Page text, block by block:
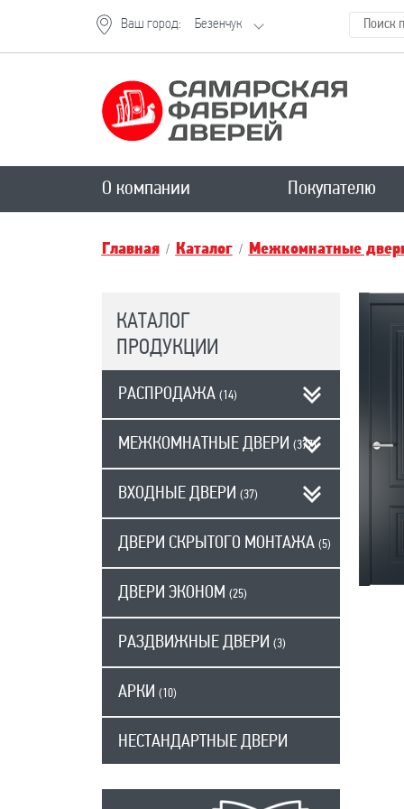
Ваш город: Безенчук
О компании Покупателю
Главная Каталог Межкомнатные
КАТАЛОГ
ПРОДУКЦИИ
РАСПРОДАЖА (14)
МЕЖКОМНАТНЫЕ ДВЕРИ (377)
ВХОДНЫЕ ДВЕРИ (37)
ДВЕРИ СКРЫТОГО МОНТАЖА (5)
ДВЕРИ ЭКОНОМ (25)
РАЗДВИЖНЫЕ ДВЕРИ (3)
АРКИ (10)
НЕСТАНДАРТНЫЕ ДВЕРИ